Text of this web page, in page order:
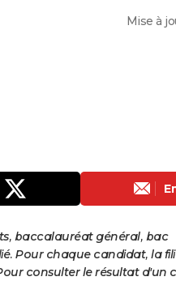
Mise à
baccalauréat général, bac
Pour chaque candidat, la
consulter le résultat d'un